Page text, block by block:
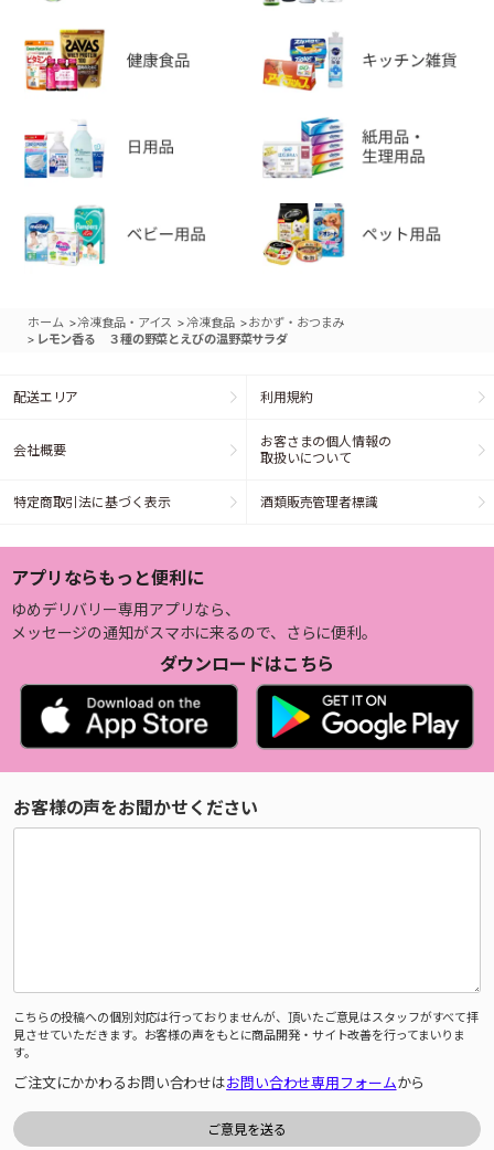
ホーム >冷凍食品・アイス > 冷凍食品 >おかず・おつまみ
> レモン香る ３種の野菜とえびの温野菜サラダ
配送エリア 利用規約
会社概要
お客さまの個人情報の
取扱いについて
特定商取引法に基づく表示 酒類販売管理者標識
アプリならもっと便利に
ゆめデリバリー専用アプリなら、
メッセージの通知がスマホに来るので、さらに便利。
ダウンロードはこちら
お客様の声をお聞かせください
こちらの投稿への個別対応は行っておりませんが、頂いたご意見はスタッフがすべて拝
見させていただきます。お客様の声をもとに商品開発・サイト改善を行ってまいりま
す。
ご注文にかかわるお問い合わせはお問い合わせ専用フォームから